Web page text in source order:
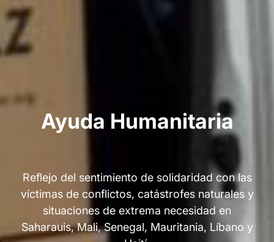
Ayuda Humanitaria
Reflejo del sentimiento de solidaridad con las
víctimas de conflictos, catástrofes naturales y
situaciones de extrema necesidad en
Saharauis, Mali, Senegal, Mauritania, Líbano y